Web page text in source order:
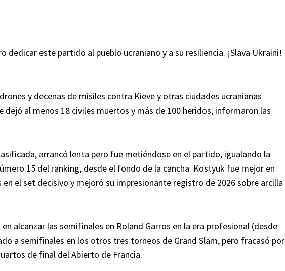
dedicar este partido al pueblo ucraniano y a su resiliencia. ¡Slava Ukraini!
y decenas de misiles contra Kieve y otras ciudades ucranianas
dejó al menos 18 civiles muertos y más de 100 heridos, informaron las
arrancó lenta pero fue metiéndose en el partido, igualando la
15 del ranking, desde el fondo de la cancha. Kostyuk fue mejor en
el set decisivo y mejoró su impresionante registro de 2026 sobre arcilla
en alcanzar las semifinales en Roland Garros en la era profesional (desde
a semifinales en los otros tres torneos de Grand Slam, pero fracasó por
de final del Abierto de Francia.